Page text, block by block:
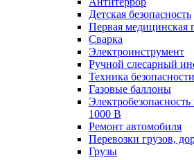
Детская безопасность
Первая медицинская
Сварка
Электроинструмент
Ручной слесарный
Техника
Газовые баллоны
1000 В
Ремонт автомобиля
Перевозки грузов,
Грузы